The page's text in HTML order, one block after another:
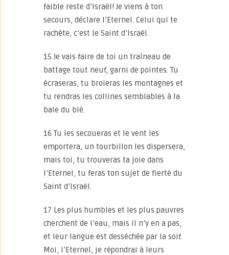
faible reste d’Israël! Je viens à ton
secours, déclare l’Eternel. Celui qui te
rachète, c’est le Saint d’Israël.
15 Je vais faire de toi un traîneau de
battage tout neuf, garni de pointes. Tu
écraseras, tu broieras les montagnes et
tu rendras les collines semblables à la
bale du blé.
16 Tu les secoueras et le vent les
emportera, un tourbillon les dispersera,
mais toi, tu trouveras ta joie dans
l’Eternel, tu feras ton sujet de fierté du
Saint d’Israël.
17 Les plus humbles et les plus pauvres
cherchent de l’eau, mais il n’y en a pas,
et leur langue est desséchée par la soif.
Moi, l’Eternel, je répondrai à leurs